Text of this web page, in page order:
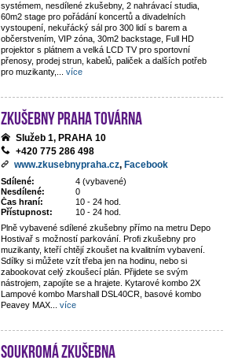
systémem, nesdílené zkušebny, 2 nahrávací studia,
60m2 stage pro pořádání koncertů a divadelních
vystoupení, nekuřácký sál pro 300 lidí s barem a
občerstvením, VIP zóna, 30m2 backstage, Full HD
projektor s plátnem a velká LCD TV pro sportovní
přenosy, prodej strun, kabelů, paliček a dalších potřeb
pro muzikanty,
více
Zkušebny Praha Továrna
Služeb 1, PRAHA 10
+420 775 286 498
www.zkusebnypraha.cz, Facebook
Sdílené:
4 (vybavené)
Nesdílené:
0
Čas hraní:
10 - 24 hod.
Přístupnost:
10 - 24 hod.
Plně vybavené sdílené zkušebny přímo na metru Depo
Hostivař s možností parkování. Profi zkušebny pro
muzikanty, kteří chtějí zkoušet na kvalitním vybavení.
Sdílky si můžete vzít třeba jen na hodinu, nebo si
zabookovat celý zkoušecí plán. Přijdete se svým
nástrojem, zapojíte se a hrajete. Kytarové kombo 2X
Lampové kombo Marshall DSL40CR, basové kombo
Peavey MAX
více
Soukromá zkušebna